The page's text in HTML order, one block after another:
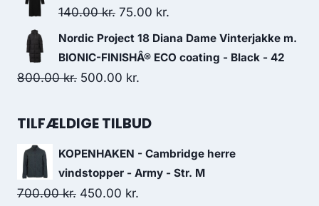
was:
is:
140.00kr. Original
price
was:
140.00 kr..
75.00 kr.
price
is:
Nordic Project 18 Diana Dame Vinterjakke m.
BIONIC-FINISHÂ® ECO coating - Black - 42
800.00kr. Original
was:
500.00 kr.
is:
TILFÆLDIGE TILBUD
KOPENHAKEN - Cambridge herre
vindstopper - Army - Str. M
700.00kr. Original
450.00 kr.